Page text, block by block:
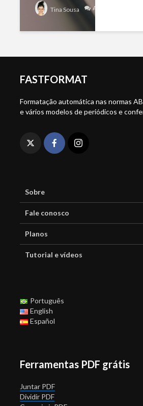
Tina Sousa Add comment
FASTFORMAT
Formatação automática nas normas
e vários modelos de periódicos e
Sobre
Fale conosco
Planos
Tutorial e vídeos
Português
English
Español
Ferramentas PDF grátis
Juntar PDF
Dividir PDF